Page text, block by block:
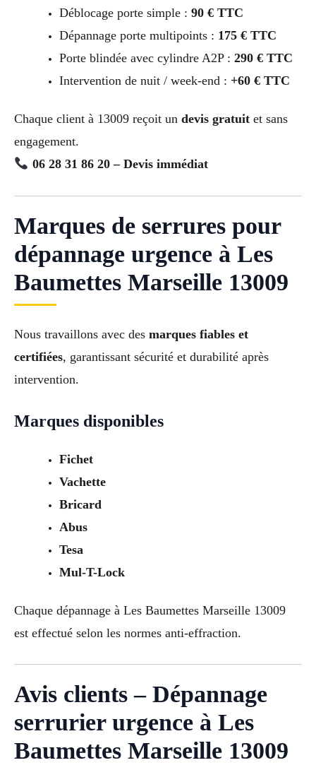
Déblocage porte simple : 90 € TTC
Dépannage porte multipoints : 175 € TTC
Porte blindée avec cylindre A2P : 290 € TTC
Intervention de nuit / week-end : +60 € TTC
Chaque client à 13009 reçoit un devis gratuit et sans
engagement.
06 28 31 86 20 – Devis immédiat
Marques de serrures pour
dépannage urgence à Les
Baumettes Marseille 13009
Nous travaillons avec des marques fiables et
certifiées, garantissant sécurité et durabilité après
intervention.
Marques disponibles
Fichet
Vachette
Bricard
Abus
Tesa
Mul-T-Lock
Chaque dépannage à Les Baumettes Marseille 13009
est effectué selon les normes anti-effraction.
Avis clients – Dépannage
serrurier urgence à Les
Baumettes Marseille 13009